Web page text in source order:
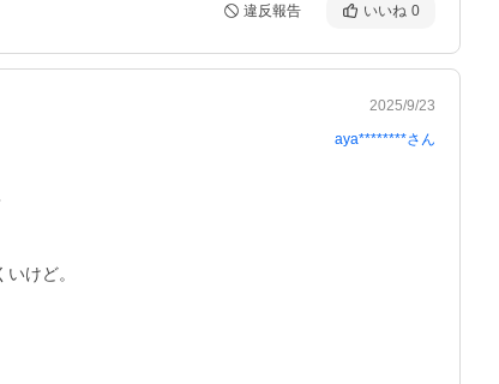
違反報告 いいね 0
2025/9/23
aya********さん
けど。